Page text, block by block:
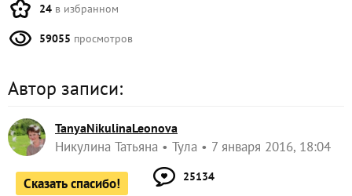
24 в избранном
59055 просмотров
Автор записи:
TanyaNikulinaLeonova
Никулина Татьяна Тула 7 января 2016, 18:04
Сказать спасибо! 25134